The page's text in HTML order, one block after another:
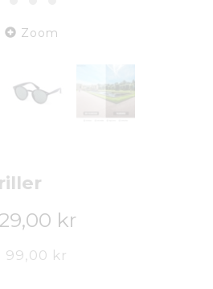
Zoom
kr
99,00 kr